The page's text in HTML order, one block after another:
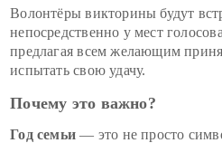
Волонтёры викторины будут
непосредственно у мест
предлагая всем желающим
испытать свою удачу.
Почему это важно?
Год семьи — это не просто